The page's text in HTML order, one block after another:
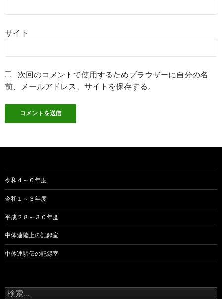
サイト
次回のコメントで使用するためブラウザーに自分の名
前、メールアドレス、サイトを保存する。
令和４～６年度
令和１～３年度
平成２８～３０年度
中体連陸上の記録室
中体連駅伝の記録室
検